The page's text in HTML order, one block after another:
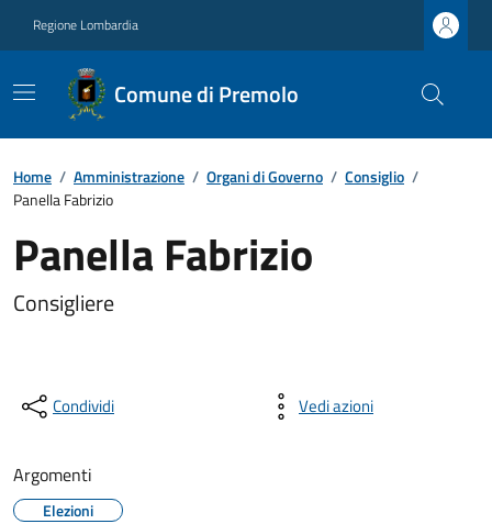
Regione Lombardia
Comune di Premolo
Home / Amministrazione / Organi di Governo / Consiglio /
Panella Fabrizio
Panella Fabrizio
Consigliere
Condividi Vedi azioni
Argomenti
Elezioni